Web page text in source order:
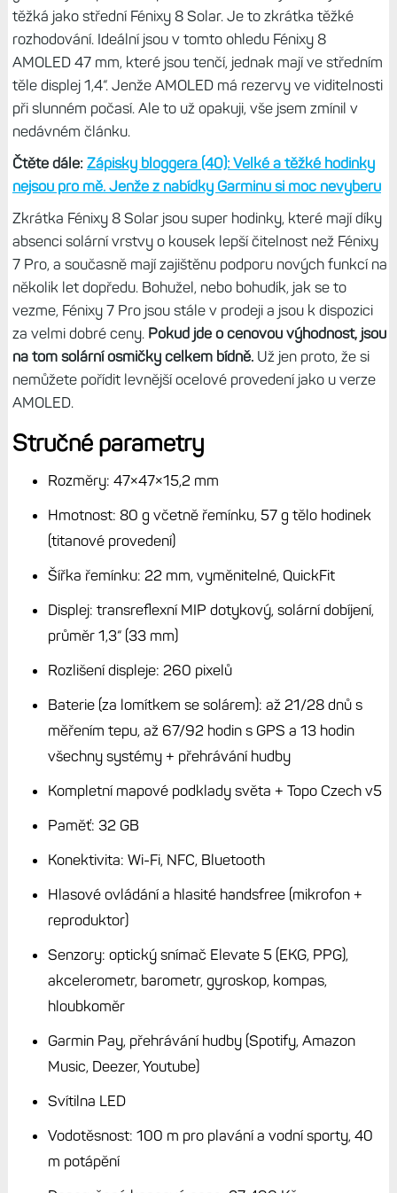
na vás, zda preferujete spíše displej MIP nebo AMOLED, a
současně zda potřebujete delší výdrž či nikoliv.
Zatímco u F8 AMOLED 47 mm může být výdrž, a to
zejména v aktivitě, pro někoho slabá, F8 Solar 47 mm je v
tomto ohledu o poznání lepší; výdrž je dvojnásobná a se
solárem ještě lepší. Jenže pokud se rozhodnete pro
střední model, pak musíte u displeje MIP počítat s menším
průměrem. A ačkoliv by mi tyto hodinky ve všem
Když srovnávám s velikostí 1,4“, tam mám k dispozici o
cca 15 % větší obrazovku, což se hodí zejména u mapy,
ale také při zobrazení osmi datových polí. V době testování
těchto hodinek jsem používal souběžně Forerunery 955 a
zde mám přesně týž problém – displej je pro mě na hraně
použitelnosti.Zatímco při běžném používání hodinek mi
1,3“ stačí, při aktivitě se hodí i ta desetina palce navíc.
Jenže F8 Solar 51 mm, které mají displej o velikosti 1,4“,
jsou už docela těžké – váží o 10 gramů více (67 g vs. 57
g). To už jsou pro mě lepší Endura 3, která jsou stejně
těžká jako střední Fénixy 8 Solar. Je to zkrátka těžké
AMOLED 47 mm, které jsou tenčí, jednak mají ve středním
těle displej 1,4“. Jenže AMOLED má rezervy ve viditelnosti
při slunném počasí. Ale to už opakuji, vše jsem zmínil v
Čtěte dále:Zápisky bloggera (40): Velké a těžké hodinky
nejsou pro mě. Jenže z nabídky Garminu si moc nevyberu
Zkrátka Fénixy 8 Solar jsou super hodinky, které mají díky
absenci solární vrstvy o kousek lepší čitelnost než Fénixy
7 Pro, a současně mají zajištěnu podporu nových funkcí na
několik let dopředu. Bohužel, nebo bohudík, jak se to
vezme, Fénixy 7 Pro jsou stále v prodeji a jsou k dispozici
za velmi dobré ceny.Pokud jde o cenovou výhodnost, jsou
na tom solární osmičky celkem bídně.
AMOLED.
Stručné parametry
Hmotnost: 80 g včetně řemínku, 57 g tělo hodinek
(titanové provedení)
Šířka řemínku: 22 mm, vyměnitelné, QuickFit
Displej: transreflexní MIP dotykový, solární dobíjení,
průměr 1,3“ (33 mm)
Rozlišení displeje: 260 pixelů
Baterie (za lomítkem se solárem): až 21/28 dnů s